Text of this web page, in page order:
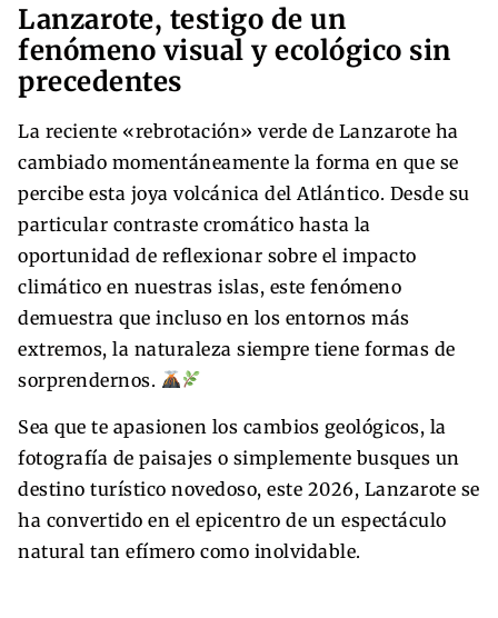
Lanzarote, testigo de un
fenómeno visual y ecológico sin
precedentes
La reciente «rebrotación» verde de Lanzarote ha
cambiado momentáneamente la forma en que se
percibe esta joya volcánica del Atlántico. Desde su
particular contraste cromático hasta la
oportunidad de reflexionar sobre el impacto
climático en nuestras islas, este fenómeno
demuestra que incluso en los entornos más
extremos, la naturaleza siempre tiene formas de
sorprendernos.
Sea que te apasionen los cambios geológicos, la
fotografía de paisajes o simplemente busques un
destino turístico novedoso, este 2026, Lanzarote se
ha convertido en el epicentro de un espectáculo
natural tan efímero como inolvidable.